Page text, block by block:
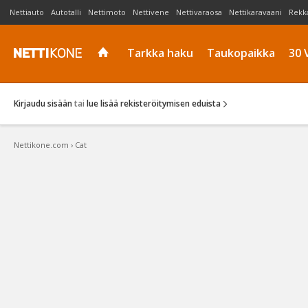
Nettiauto Autotalli Nettimoto Nettivene Nettivaraosa Nettikaravaani
Tarkka haku Taukopaikka 30
Kirjaudu sisään tai lue lisää rekisteröitymisen eduista
Nettikone.com › Cat